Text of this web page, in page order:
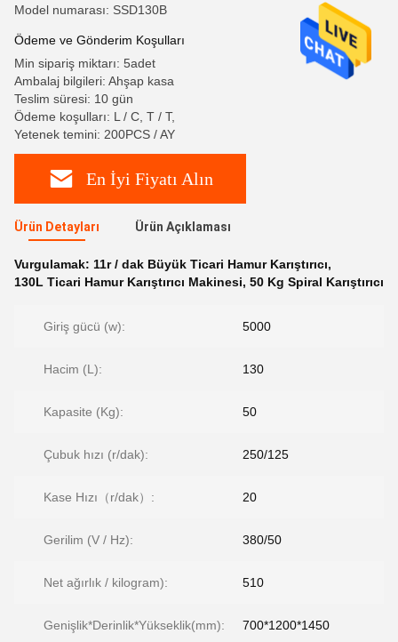
Model numarası: SSD130B
Ödeme ve Gönderim Koşulları
Min sipariş miktarı: 5adet
Ambalaj bilgileri: Ahşap kasa
Teslim süresi: 10 gün
Ödeme koşulları: L / C, T / T,
Yetenek temini: 200PCS / AY
En İyi Fiyatı Alın
Ürün Detayları Ürün Açıklaması
Vurgulamak: 11r / dak Büyük Ticari Hamur Karıştırıcı,
130L Ticari Hamur Karıştırıcı Makinesi, 50 Kg Spiral Karıştırıcı
Giriş gücü (w): 5000
Hacim (L): 130
Kapasite (Kg): 50
Çubuk hızı (r/dak): 250/125
Kase Hızı（r/dak）: 20
Gerilim (V / Hz): 380/50
Net ağırlık / kilogram): 510
Genişlik*Derinlik*Yükseklik(mm): 700*1200*1450